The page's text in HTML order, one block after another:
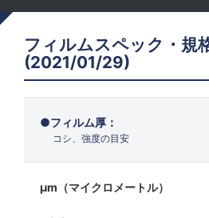
フィルムスペック・規
(2021/01/29)
フィルム厚：
コシ、強度の目安
μm（マイクロメートル）